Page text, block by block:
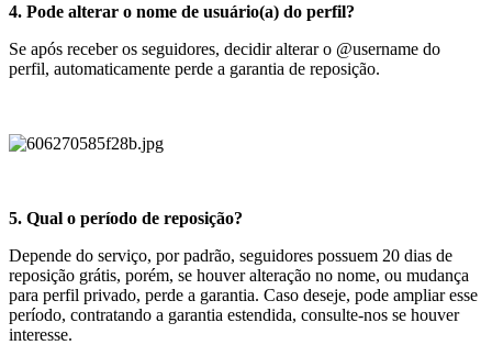
4. Pode alterar o nome de usuário(a) do perfil?
Se após receber os seguidores, decidir alterar o @username do
perfil, automaticamente perde a garantia de reposição.
5. Qual o período de reposição?
Depende do serviço, por padrão, seguidores possuem 20 dias de
reposição grátis, porém, se houver alteração no nome, ou mudança
para perfil privado, perde a garantia. Caso deseje, pode ampliar esse
período, contratando a garantia estendida, consulte-nos se houver
interesse.